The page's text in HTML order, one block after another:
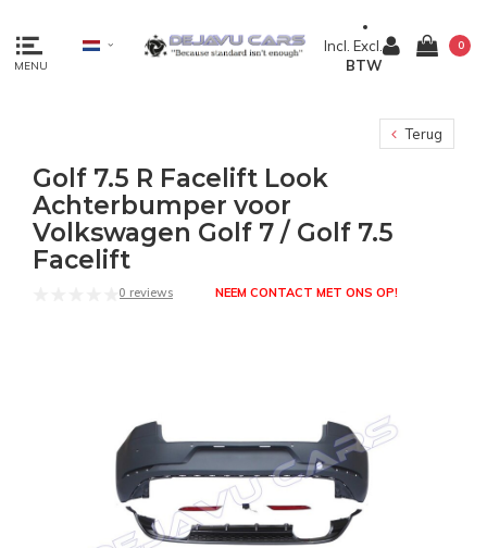
MENU
Incl. Excl.
BTW
0
Terug
Golf 7.5 R Facelift Look
Achterbumper voor
Volkswagen Golf 7 / Golf 7.5
Facelift
0 reviews NEEM CONTACT MET ONS OP!